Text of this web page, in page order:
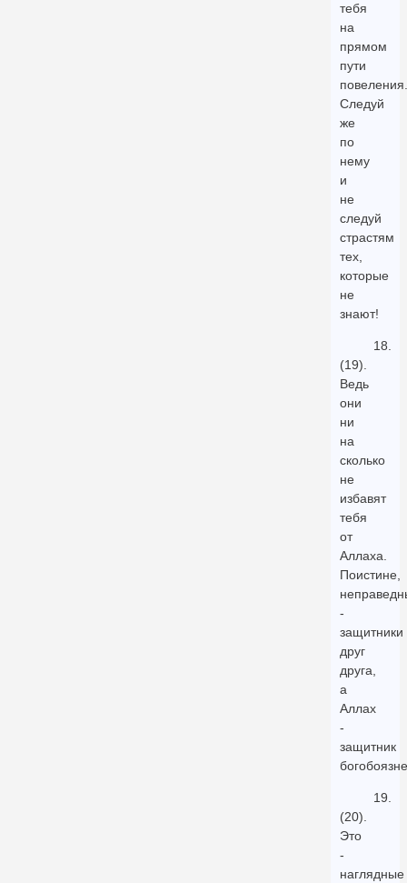
тебя
на
прямом
пути
повеления.
Следуй
же
по
нему
и
не
следуй
страстям
тех,
которые
не
знают!
18.
(19).
Ведь
они
ни
на
сколько
не
избавят
тебя
от
Аллаха.
Поистине,
-
защитники
друг
друга,
а
Аллах
-
защитник
19.
(20).
Это
-
наглядные